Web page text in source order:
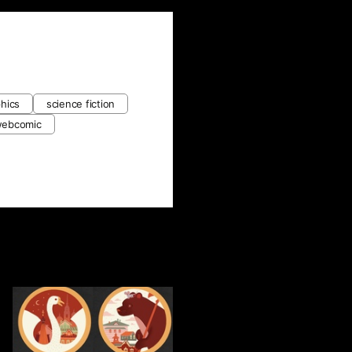
science fiction